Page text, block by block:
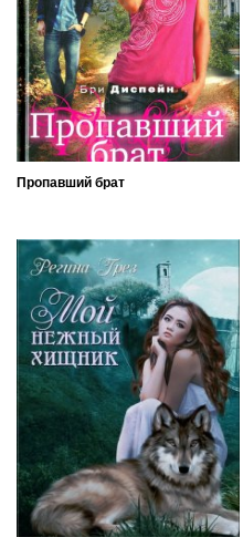
Пропавший брат